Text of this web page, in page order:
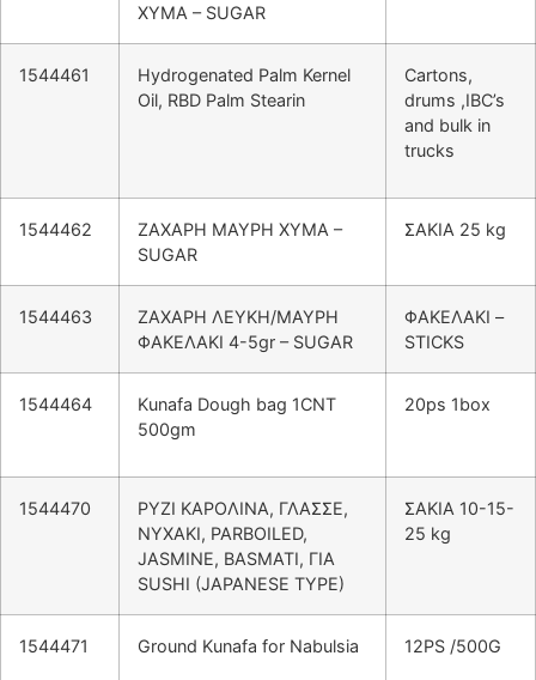
ΧΥΜΑ – SUGAR
1544461
Hydrogenated Palm Kernel
Oil, RBD Palm Stearin
Cartons,
drums ,IBC’s
and bulk in
trucks
1544462
ΖΑΧΑΡΗ ΜΑΥΡΗ ΧΥΜΑ –
SUGAR
ΣΑΚΙΑ 25 kg
1544463
ΖΑΧΑΡΗ ΛΕΥΚΗ/ΜΑΥΡΗ
ΦΑΚΕΛΑΚΙ 4-5gr – SUGAR
ΦΑΚΕΛΑΚΙ –
STICKS
1544464
Kunafa Dough bag 1CNT
500gm
20ps 1box
1544470
ΡΥΖΙ ΚΑΡΟΛΙΝΑ, ΓΛΑΣΣΕ,
ΝΥΧΑΚΙ, PARBOILED,
JASMINE, BASMATI, ΓΙΑ
SUSHI (JAPANESE TYPE)
ΣΑΚΙΑ 10-15-
25 kg
1544471 Ground Kunafa for Nabulsia 12PS /500G